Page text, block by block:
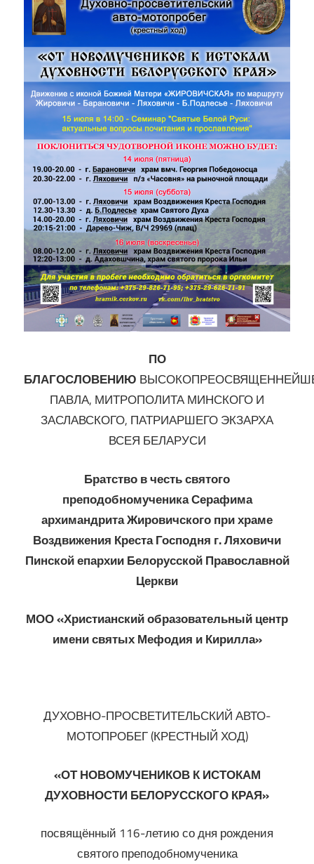
ПО
БЛАГОСЛОВЕНИЮ
ПАВЛА, МИТРОПОЛИТА МИНСКОГО И
ЗАСЛАВСКОГО, ПАТРИАРШЕГО ЭКЗАРХА
ВСЕЯ БЕЛАРУСИ
Братство в честь святого
преподобномученика Серафима
архимандрита Жировичского при храме
Воздвижения Креста Господня г. Ляховичи
Пинской епархии Белорусской Православной
Церкви
МОО «Христианский образовательный центр
имени святых Мефодия и Кирилла»
ДУХОВНО-ПРОСВЕТИТЕЛЬСКИЙ АВТО-
МОТОПРОБЕГ (КРЕСТНЫЙ ХОД)
«ОТ НОВОМУЧЕНИКОВ К ИСТОКАМ
ДУХОВНОСТИ БЕЛОРУССКОГО КРАЯ»
посвящённый 116-летию со дня рождения
святого преподобномученика